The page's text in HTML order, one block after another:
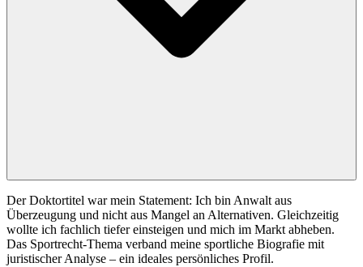
Der Doktortitel war mein Statement: Ich bin Anwalt aus
Überzeugung und nicht aus Mangel an Alternativen. Gleichzeitig
wollte ich fachlich tiefer einsteigen und mich im Markt abheben.
Das Sportrecht-Thema verband meine sportliche Biografie mit
juristischer Analyse – ein ideales persönliches Profil.